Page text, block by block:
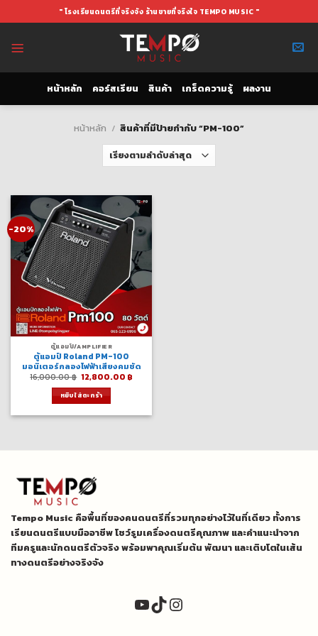
to
" โรงเรียนดนตรีที่จริงจัง ร้านขายที่จริงใจ TEMPO MUSIC "
หน้าหลัก คอร์สเรียน สินค้า เกร็ดความรู้ ผลงาน
หน้าหลัก / สินค้าที่มีป้ายกำกับ “PM-100”
-20%
ตู้แอมป์/AMPLIFIER
ตู้แอมป์ Roland PM-100
มอนิเตอร์กลองไฟฟ้าเสียงคมชัด
16,000.00฿ Original
price
was:
16,000.00 ฿.
12,800.00 ฿Current
หยิบใส่ตะกร้า
Tempo Music คือพื้นที่ของคนดนตรีที่รวมทุกอย่างไว้ในที่เดียว ทั้งการ
เรียนดนตรีแบบมืออาชีพ โชว์รูมเครื่องดนตรีคุณภาพ และคำแนะนำจาก
ทีมครูและนักดนตรีตัวจริง พร้อมพาคุณเริ่มต้น พัฒนา และเติบโตในเส้น
ทางดนตรีอย่างจริงจัง
YouTube
TikTok
Instagram